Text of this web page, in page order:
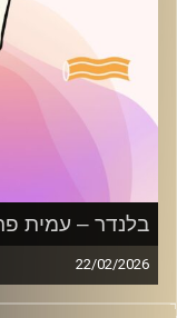
בלנדר – עמית
22/02/2026
מוזיקה רגועה